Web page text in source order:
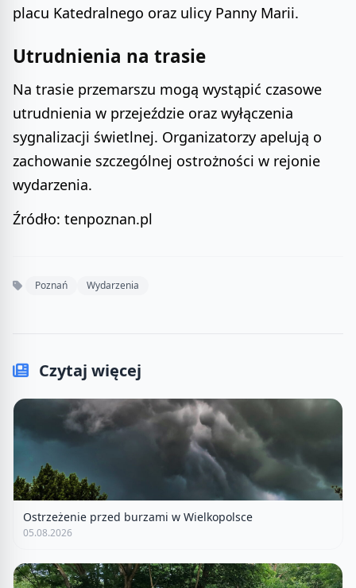
placu Katedralnego oraz ulicy Panny Marii.
Utrudnienia na trasie
Na trasie przemarszu mogą wystąpić czasowe
utrudnienia w przejeździe oraz wyłączenia
sygnalizacji świetlnej. Organizatorzy apelują o
zachowanie szczególnej ostrożności w rejonie
wydarzenia.
Źródło: tenpoznan.pl
Poznań Wydarzenia
Czytaj więcej
Ostrzeżenie przed burzami w Wielkopolsce
05.08.2026